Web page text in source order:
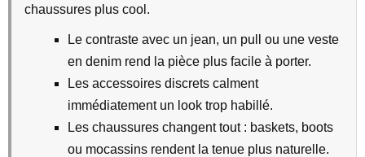
chaussures plus cool.
Le contraste avec un jean, un pull ou une veste
en denim rend la pièce plus facile à porter.
Les accessoires discrets calment
immédiatement un look trop habillé.
Les chaussures changent tout : baskets, boots
ou mocassins rendent la tenue plus naturelle.